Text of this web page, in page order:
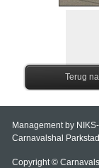
Copyright ©
Management by NIKS-
Carnavalshal Parkstad
Terug